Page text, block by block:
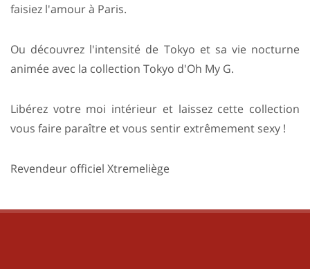
faisiez l'amour à Paris.
Ou découvrez l'intensité de Tokyo et sa vie nocturne
animée avec la collection Tokyo d'Oh My G.
Libérez votre moi intérieur et laissez cette collection
vous faire paraître et vous sentir extrêmement sexy !
Revendeur officiel Xtremeliège